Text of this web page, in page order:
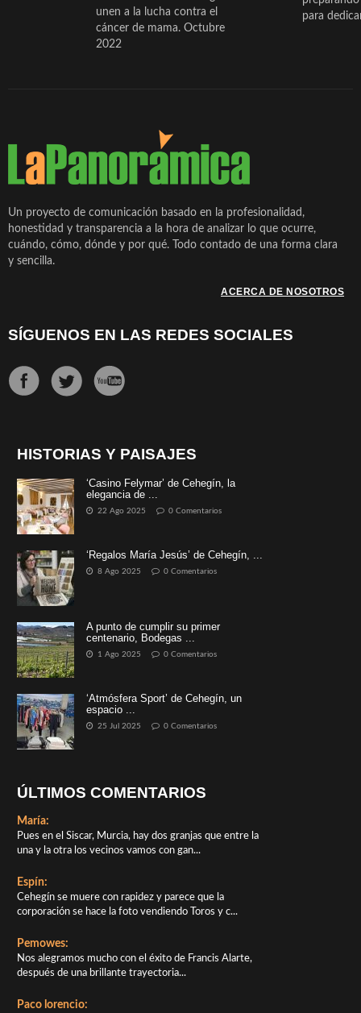
unen a la lucha contra el
cáncer de mama. Octubre
2022
para
Un proyecto de comunicación basado en la profesionalidad,
honestidad y transparencia a la hora de analizar lo que ocurre,
cuándo, cómo, dónde y por qué. Todo contado de una forma clara
y sencilla.
ACERCA DE NOSOTROS
SÍGUENOS EN LAS REDES SOCIALES
HISTORIAS Y PAISAJES
‘Casino Felymar’ de Cehegín, la
elegancia de ...
22 Ago 2025 0 Comentarios
‘Regalos María Jesús’ de Cehegín, ...
8 Ago 2025 0 Comentarios
A punto de cumplir su primer
centenario, Bodegas ...
1 Ago 2025 0 Comentarios
‘Atmósfera Sport’ de Cehegín, un
espacio ...
25 Jul 2025 0 Comentarios
ÚLTIMOS COMENTARIOS
María:
Pues en el Siscar, Murcia, hay dos granjas que entre la
una y la otra los vecinos vamos con gan...
Espín:
Cehegín se muere con rapidez y parece que la
corporación se hace la foto vendiendo Toros y c...
Pemowes:
Nos alegramos mucho con el éxito de Francis Alarte,
después de una brillante trayectoria...
Paco lorencio: